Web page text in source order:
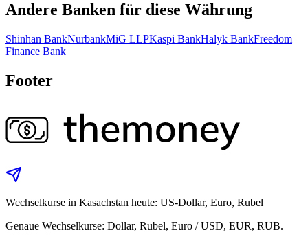
Andere Banken für diese Währung
Shinhan BankNurbankMiG LLPKaspi BankHalyk BankFreedom
Finance Bank
Footer
Wechselkurse in Kasachstan heute: US‑Dollar, Euro, Rubel
Genaue Wechselkurse: Dollar, Rubel, Euro / USD, EUR, RUB.